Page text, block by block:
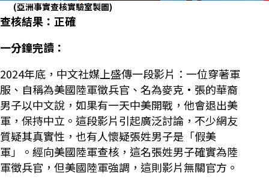
(亞洲事實查核實驗室製圖)
查核結果：正確
一分鐘完讀：
2024年底，中文社媒上盛傳一段影片：一位穿著軍
服、自稱為美國陸軍徵兵官、名為麥克·張的華裔
男子以中文說，如果有一天中美開戰，他會退出美
軍，保持中立。這段影片引起廣泛討論，不少網友
質疑其真實性，也有人懷疑張姓男子是「假美
軍」。經向美國陸軍查核，這名張姓男子確實為陸
軍徵兵官，但美國陸軍強調，這則影片無關官方。